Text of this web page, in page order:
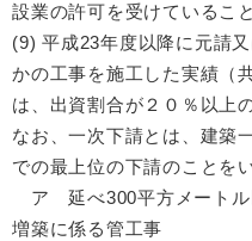
設業の許可を受けていること
(9) 平成23年度以降に元請
かの工事を施工した実績（
は、出資割合が２０％以上
なお、一次下請とは、建築
での最上位の下請のことをい
ア 延べ300平方メートル
増築に係る管工事